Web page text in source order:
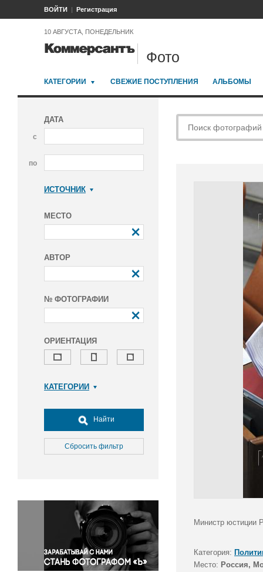
ВОЙТИ Регистрация
10 АВГУСТА, ПОНЕДЕЛЬНИК
Фото
КАТЕГОРИИ СВЕЖИЕ ПОСТУПЛЕНИЯ АЛЬБОМЫ
ДАТА
с
по
ИСТОЧНИК
МЕСТО
АВТОР
№ ФОТОГРАФИИ
ОРИЕНТАЦИЯ
КАТЕГОРИИ
Досуг, туризм и отдых
Культура
Медицина
Окружающая среда
Политика
Правосудие
Происшествия и конфликты
Религия
Найти
Сбросить фильтр
Министр юстиции
Категория:
Место: Россия,